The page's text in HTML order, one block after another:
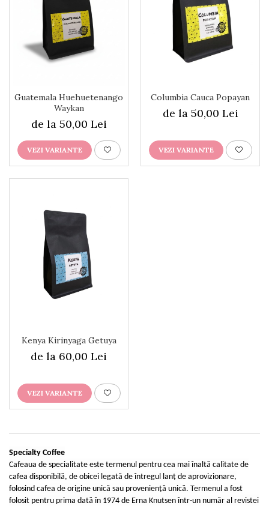
Guatemala Huehuetenango
Waykan
de la 50,00 Lei
VEZI VARIANTE
Columbia Cauca Popayan
de la 50,00 Lei
VEZI VARIANTE
Kenya Kirinyaga Getuya
de la 60,00 Lei
VEZI VARIANTE
Specialty Coffee
Cafeaua de specialitate este termenul pentru cea mai înaltă calitate de
cafea disponibilă, de obicei legată de întregul lanț de aprovizionare,
folosind cafea de origine unică sau proveniență unică. Termenul a fost
folosit pentru prima dată în 1974 de Erna Knutsen într-un număr al revistei